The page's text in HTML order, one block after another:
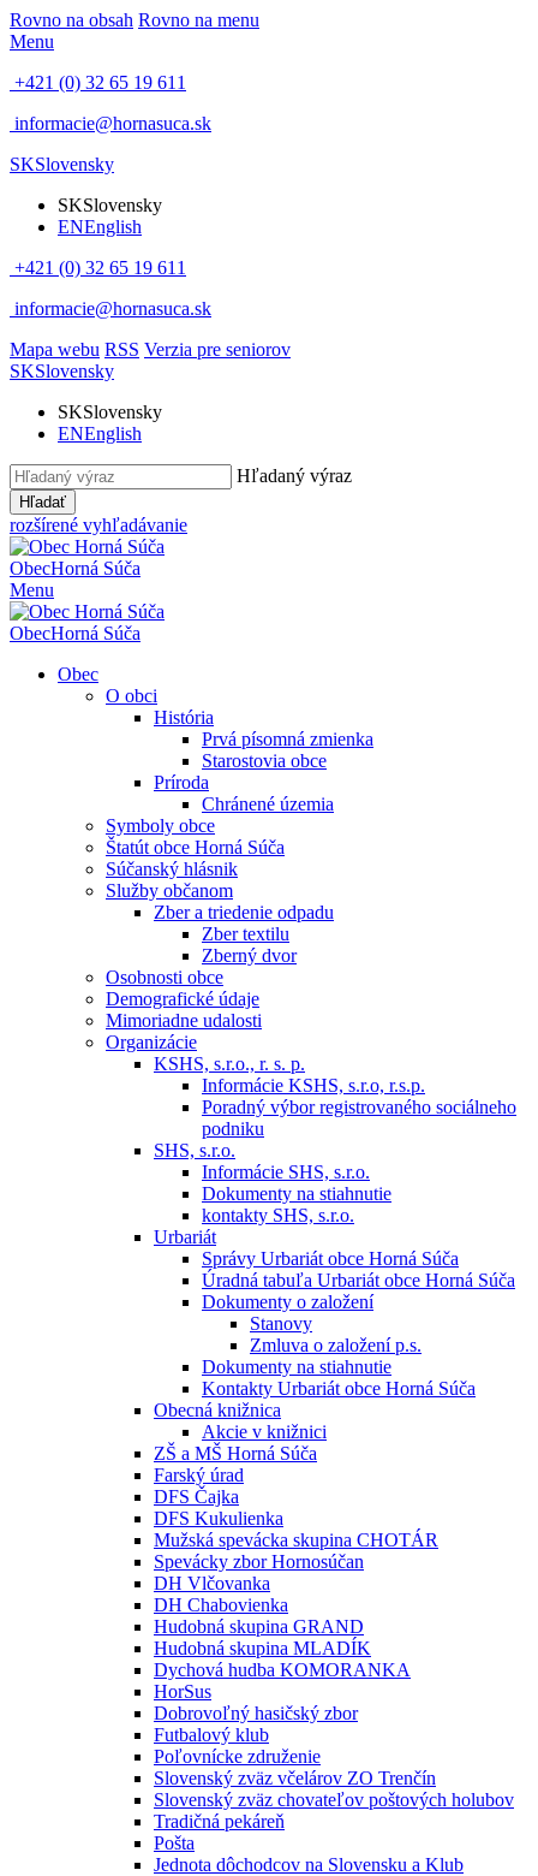
Rovno na obsah Rovno na menu
Menu
+421 (0) 32 65 19 611
informacie@hornasuca.sk
SKSlovensky
SKSlovensky
ENEnglish
+421 (0) 32 65 19 611
informacie@hornasuca.sk
Mapa webu RSS Verzia pre seniorov
SKSlovensky
SKSlovensky
ENEnglish
Hľadaný výraz
Hľadať
rozšírené vyhľadávanie
ObecHorná Súča
Menu
ObecHorná Súča
Obec
O obci
História
Prvá písomná zmienka
Starostovia obce
Príroda
Chránené územia
Symboly obce
Štatút obce Horná Súča
Súčanský hlásnik
Služby občanom
Zber a triedenie odpadu
Zber textilu
Zberný dvor
Osobnosti obce
Demografické údaje
Mimoriadne udalosti
Organizácie
KSHS, s.r.o., r. s. p.
Informácie KSHS, s.r.o, r.s.p.
Poradný výbor registrovaného sociálneho
podniku
SHS, s.r.o.
Informácie SHS, s.r.o.
Dokumenty na stiahnutie
kontakty SHS, s.r.o.
Urbariát
Správy Urbariát obce Horná Súča
Úradná tabuľa Urbariát obce Horná Súča
Dokumenty o založení
Stanovy
Zmluva o založení p.s.
Dokumenty na stiahnutie
Kontakty Urbariát obce Horná Súča
Obecná knižnica
Akcie v knižnici
ZŠ a MŠ Horná Súča
Farský úrad
DFS Čajka
DFS Kukulienka
Mužská spevácka skupina CHOTÁR
Spevácky zbor Hornosúčan
DH Vlčovanka
DH Chabovienka
Hudobná skupina GRAND
Hudobná skupina MLADÍK
Dychová hudba KOMORANKA
HorSus
Dobrovoľný hasičský zbor
Futbalový klub
Poľovnícke združenie
Slovenský zväz včelárov ZO Trenčín
Slovenský zväz chovateľov poštových holubov
Tradičná pekáreň
Pošta
Jednota dôchodcov na Slovensku a Klub